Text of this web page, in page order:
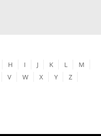
H I J K L
M
V W X Y Z